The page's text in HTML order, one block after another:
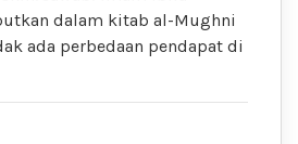
dalam kitab al-Mughni
ada perbedaan pendapat di